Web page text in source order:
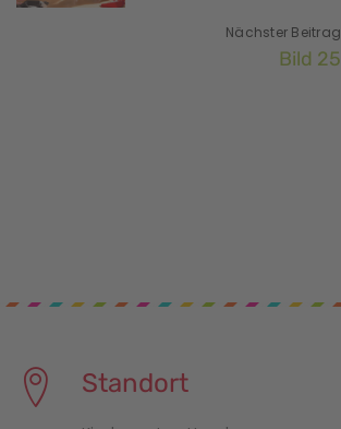
Nächster Beitrag
Bild 25
Standort